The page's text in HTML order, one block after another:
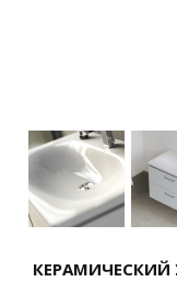
КЕРАМИЧЕСКИЙ